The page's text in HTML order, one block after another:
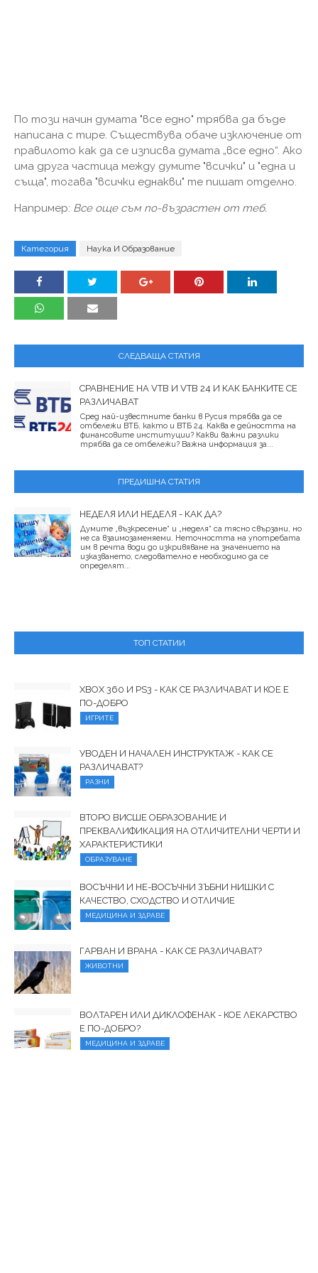
По този начин думата "все едно" трябва да бъде
написана с тире. Съществува обаче изключение от
правилото как да се изписва думата „все едно“. Ако
има друга частица между думите "всички" и "една и
съща", тогава "всички еднакви" те пишат отделно.
Например: Все още съм по-възрастен от теб.
Категория Наука И Образование
СЛЕДВАЩА СТАТИЯ
СРАВНЕНИЕ НА VTB И VTB 24 И КАК БАНКИТЕ СЕ
РАЗЛИЧАВАТ
Сред най-известните банки в Русия трябва да се
отбележи ВТБ, както и ВТБ 24. Каква е дейността на
финансовите институции? Какви важни разлики
трябва да се отбележи? Важна информация за...
ПРЕДИШНА СТАТИЯ
НЕДЕЛЯ ИЛИ НЕДЕЛЯ - КАК ДА?
Думите „възкресение“ и „неделя“ са тясно свързани, но
не са взаимозаменяеми. Неточността на употребата
им в речта води до изкривяване на значението на
изказването, следователно е необходимо да се
определят...
ТОП СТАТИИ
XBOX 360 И PS3 - КАК СЕ РАЗЛИЧАВАТ И КОЕ Е
ПО-ДОБРО
ИГРИТЕ
УВОДЕН И НАЧАЛЕН ИНСТРУКТАЖ - КАК СЕ
РАЗЛИЧАВАТ?
РАЗНИ
ВТОРО ВИСШЕ ОБРАЗОВАНИЕ И
ПРЕКВАЛИФИКАЦИЯ НА ОТЛИЧИТЕЛНИ ЧЕРТИ И
ХАРАКТЕРИСТИКИ
ОБРАЗУВАНЕ
ВОСЪЧНИ И НЕ-ВОСЪЧНИ ЗЪБНИ НИШКИ С
КАЧЕСТВО, СХОДСТВО И ОТЛИЧИЕ
МЕДИЦИНА И ЗДРАВЕ
ГАРВАН И ВРАНА - КАК СЕ РАЗЛИЧАВАТ?
ЖИВОТНИ
ВОЛТАРЕН ИЛИ ДИКЛОФЕНАК - КОЕ ЛЕКАРСТВО
Е ПО-ДОБРО?
МЕДИЦИНА И ЗДРАВЕ